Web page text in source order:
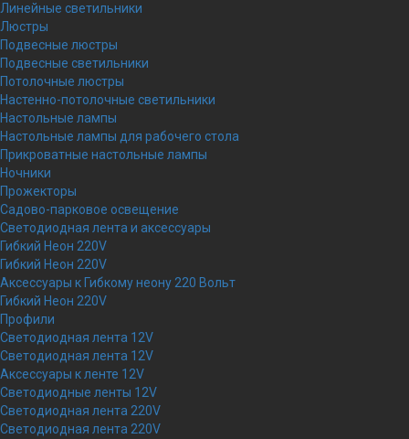
Линейные светильники
Люстры
Подвесные люстры
Подвесные светильники
Потолочные люстры
Настенно-потолочные светильники
Настольные лампы
Настольные лампы для рабочего стола
Прикроватные настольные лампы
Ночники
Прожекторы
Садово-парковое освещение
Светодиодная лента и аксессуары
Гибкий Неон 220V
Гибкий Неон 220V
Аксессуары к Гибкому неону 220 Вольт
Гибкий Неон 220V
Профили
Светодиодная лента 12V
Светодиодная лента 12V
Аксессуары к ленте 12V
Светодиодные ленты 12V
Светодиодная лента 220V
Светодиодная лента 220V